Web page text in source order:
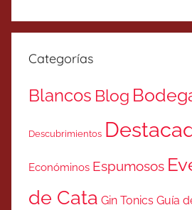
Categorías
Blancos Blog
Descubrimientos
Económinos Espumosos
de Cata Gin Tonics Guía